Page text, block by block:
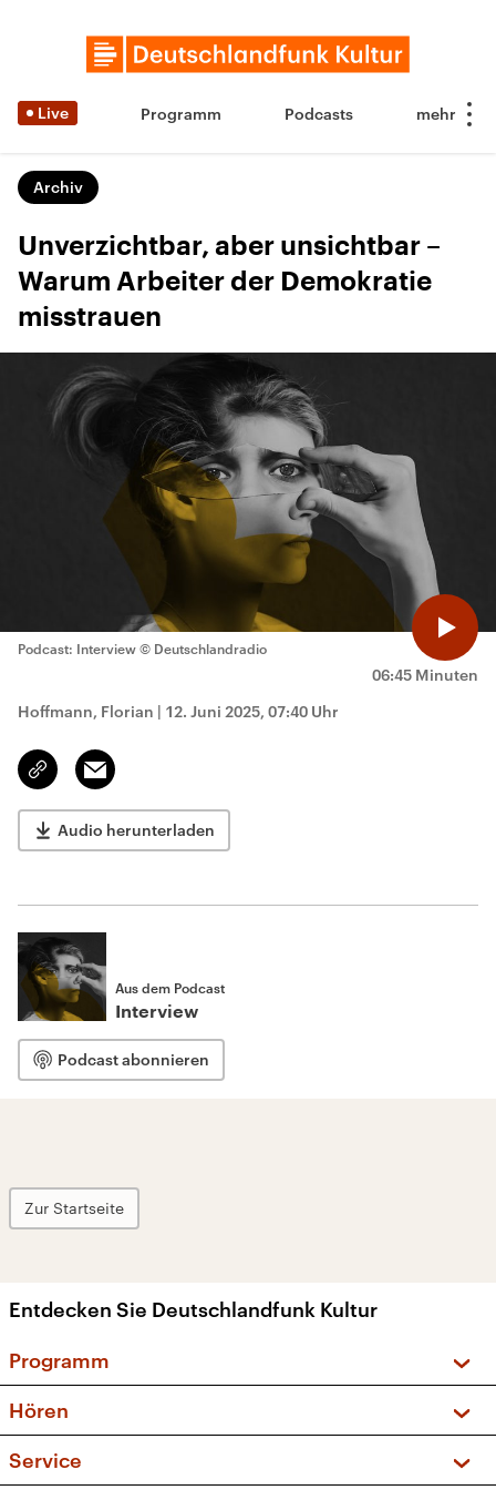
Live Programm Podcasts
Archiv
Unverzichtbar, aber unsichtbar –
Warum Arbeiter der Demokratie
misstrauen
06:45 Minuten
Podcast: Interview © Deutschlandradio
Hoffmann, Florian | 12. Juni 2025, 07:40 Uhr
Link
kopieren/teilen
Email
Audio herunterladen
Aus dem Podcast
Interview
Podcast abonnieren
Zur Startseite
Entdecken Sie Deutschlandfunk Kultur
Programm
Sendungen und Podcasts
Musikliste
Hören
Service